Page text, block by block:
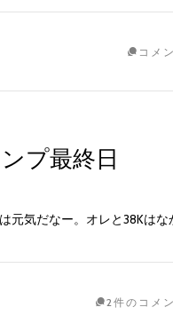
コメ
プ最終日
元気だなー。オレと38Kはな
2件のコメ